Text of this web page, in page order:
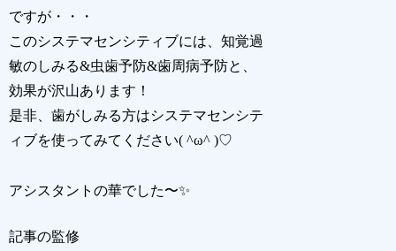
ですが・・・
このシステマセンシティブには、知覚過
敏のしみる&虫歯予防&歯周病予防と、
効果が沢山あります！
是非、歯がしみる方はシステマセンシテ
ィブを使ってみてください( ^ω^ )♡
アシスタントの華でした〜✨
記事の監修